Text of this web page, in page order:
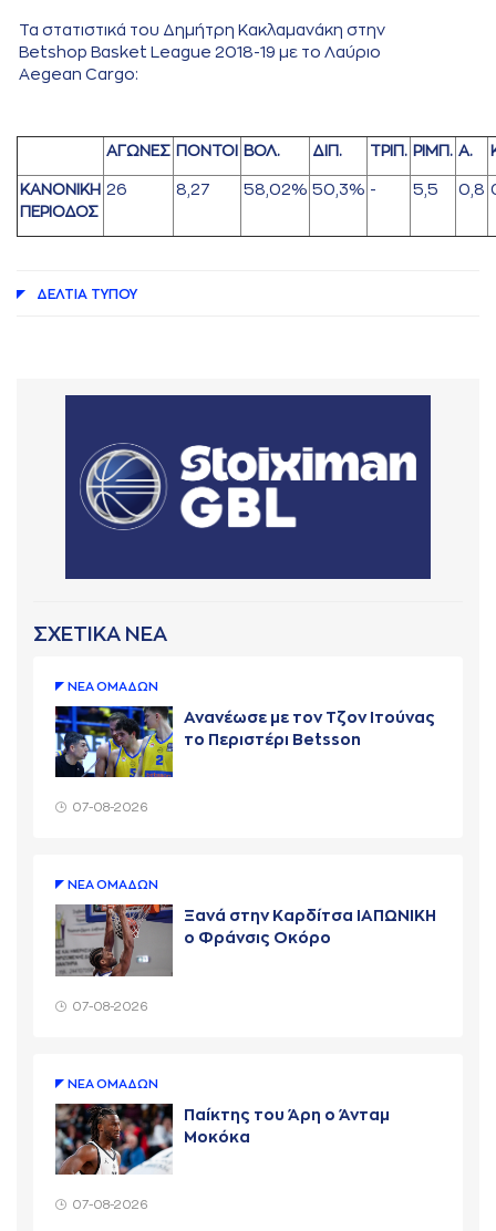
Τα στατιστικά του Δημήτρη Κακλαμανάκη στην
Betshop Basket League 2018-19 με το Λαύριο
Aegean Cargo:
ΑΓΩΝΕΣ ΠΟΝΤΟΙ ΒΟΛ. ΔΙΠ. ΤΡΙΠ. ΡΙΜΠ. Α.
ΚΑΝΟΝΙΚΗ
ΠΕΡΙΟΔΟΣ
26 8,27 58,02% 50,3% - 5,5 0,8
ΔΕΛΤΙA ΤΥΠΟΥ
ΣΧΕΤΙΚΑ ΝΕΑ
ΝΕA ΟΜAΔΩΝ
Ανανέωσε με τον Τζον Ιτούνας
το Περιστέρι Betsson
07-08-2026
ΝΕA ΟΜAΔΩΝ
Ξανά στην Καρδίτσα ΙΑΠΩΝΙΚΗ
ο Φράνσις Οκόρο
07-08-2026
ΝΕA ΟΜAΔΩΝ
Παίκτης του Άρη ο Άνταμ
Μοκόκα
07-08-2026